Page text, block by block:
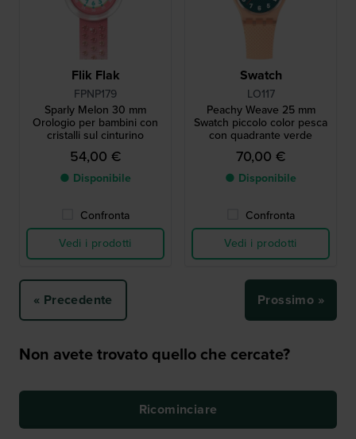
Flik Flak
FPNP179
Sparly Melon 30 mm
Orologio per bambini con
cristalli sul cinturino
54,00 €
● Disponibile
Confronta
Vedi i prodotti
Swatch
LO117
Peachy Weave 25 mm
Swatch piccolo color pesca
con quadrante verde
70,00 €
● Disponibile
Confronta
Vedi i prodotti
« Precedente Prossimo »
Non avete trovato quello che cercate?
Ricominciare